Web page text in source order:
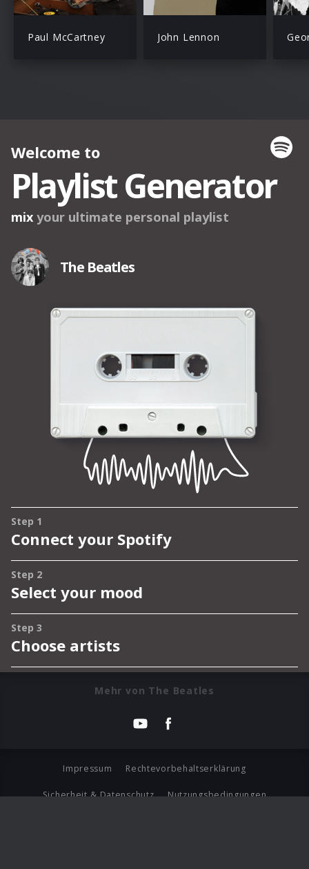
Paul McCartney John Lennon
Mehr von The Beatles
Impressum Rechtevorbehaltserklärung
Sicherheit & Datenschutz Nutzungsbedingungen